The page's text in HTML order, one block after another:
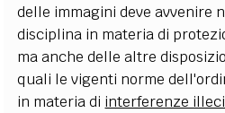
delle immagini deve avvenire
disciplina in materia di
ma anche delle altre
quali le vigenti norme
in materia di interferenze